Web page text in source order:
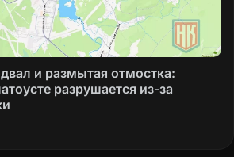
и размытая отмостка:
разрушается из-за